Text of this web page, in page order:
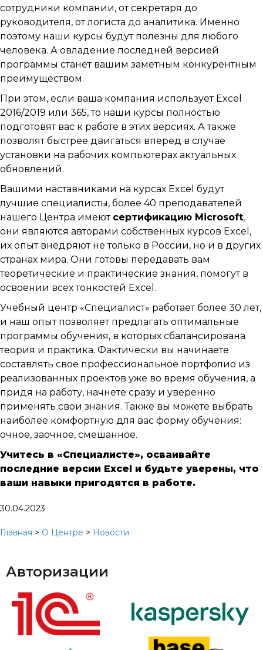
сотрудники компании, от секретаря до
руководителя, от логиста до аналитика. Именно
поэтому наши курсы будут полезны для любого
человека. А овладение последней версией
программы станет вашим заметным конкурентным
преимуществом.
При этом, если ваша компания использует Excel
2016/2019 или 365, то наши курсы полностью
подготовят вас к работе в этих версиях. А также
позволят быстрее двигаться вперед в случае
установки на рабочих компьютерах актуальных
обновлений.
Вашими наставниками на курсах Excel будут
лучшие специалисты, более 40 преподавателей
нашего Центра имеют сертификацию Microsoft,
они являются авторами собственных курсов Excel,
их опыт внедряют не только в России, но и в других
странах мира. Они готовы передавать вам
теоретические и практические знания, помогут в
освоении всех тонкостей Excel.
Учебный центр «Специалист» работает более 30 лет,
и наш опыт позволяет предлагать оптимальные
программы обучения, в которых сбалансирована
теория и практика. Фактически вы начинаете
составлять свое профессиональное портфолио из
реализованных проектов уже во время обучения, а
придя на работу, начнете сразу и уверенно
применять свои знания. Также вы можете выбрать
наиболее комфортную для вас форму обучения:
очное, заочное, смешанное.
Учитесь в «Специалисте», осваивайте
последние версии Excel и будьте уверены, что
ваши навыки пригодятся в работе.
30.04.2023
Главная > О Центре > Новости
Авторизации